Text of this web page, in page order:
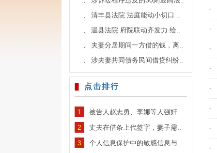
·
· 清丰县法院 法庭能动小切口 ..
· 温县法院 府院联动齐发力 绘..
· 夫妻分居期间一方借的钱，离..
· 涉夫妻共同债务民间借贷纠纷..
点击排行
1
被告人赵志勇、李娜等人强奸..
2
丈夫在借条上代签字，妻子需..
3
个人信息保护中的敏感信息与..
·
·
·
·
·
·
·
·